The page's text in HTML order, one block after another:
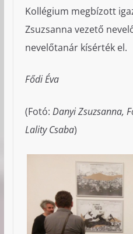
Kollégium megbízott
Zsuzsanna vezető
nevelőtanár kísérték el.
Fődi Éva
(Fotó: Danyi Zsuzsanna,
Lality Csaba)